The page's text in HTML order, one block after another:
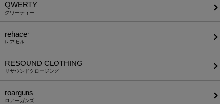
QWERTY
クワーティー
rehacer
レアセル
RESOUND CLOTHING
リサウンドクロージング
roarguns
ロアーガンズ